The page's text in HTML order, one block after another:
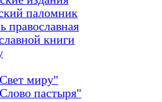
паломник
православная
книги
миру"
пастыря"